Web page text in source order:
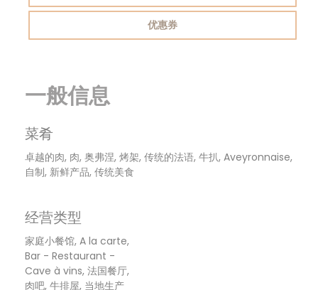
优惠券
一般信息
菜肴
卓越的肉, 肉, 奥弗涅, 烤架, 传统的法语, 牛扒, Aveyronnaise,
自制, 新鲜产品, 传统美食
经营类型
家庭小餐馆, A la carte,
Bar - Restaurant -
Cave à vins, 法国餐厅,
肉吧, 牛排屋, 当地生产